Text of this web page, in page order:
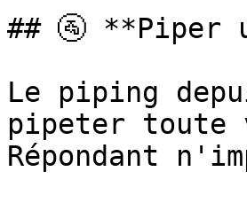
## 🚰 **Piper
Le piping
pipeter
Répondant